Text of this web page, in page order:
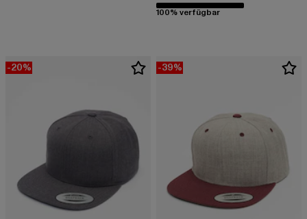
100% verfügbar
-20% -39%